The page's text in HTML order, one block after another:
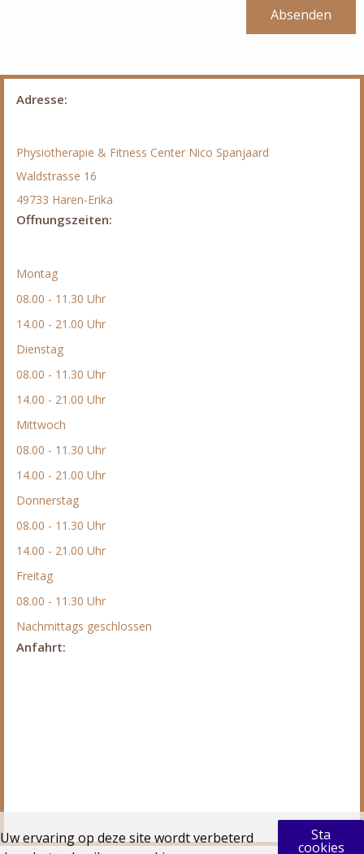
Absenden
Adresse:
Physiotherapie & Fitness Center Nico Spanjaard
Waldstrasse 16
49733 Haren-Erika
Offnungszeiten:
Montag
08.00 - 11.30 Uhr
14.00 - 21.00 Uhr
Dienstag
08.00 - 11.30 Uhr
14.00 - 21.00 Uhr
Mittwoch
08.00 - 11.30 Uhr
14.00 - 21.00 Uhr
Donnerstag
08.00 - 11.30 Uhr
14.00 - 21.00 Uhr
Freitag
08.00 - 11.30 Uhr
Nachmittags geschlossen
Anfahrt:
Uw ervaring op deze site wordt verbeterd
Sta
cookies